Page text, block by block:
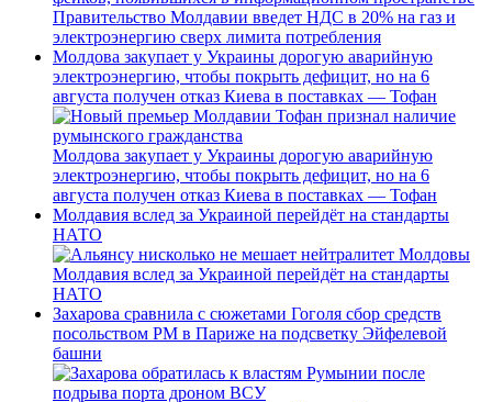
Правительство Молдавии введет НДС в 20% на газ и
электроэнергию сверх лимита потребления
Молдова закупает у Украины дорогую аварийную
электроэнергию, чтобы покрыть дефицит, но на 6
августа получен отказ Киева в поставках — Тофан
Молдова закупает у Украины дорогую аварийную
электроэнергию, чтобы покрыть дефицит, но на 6
августа получен отказ Киева в поставках — Тофан
Молдавия вслед за Украиной перейдёт на стандарты
НАТО
Молдавия вслед за Украиной перейдёт на стандарты
НАТО
Захарова сравнила с сюжетами Гоголя сбор средств
посольством РМ в Париже на подсветку Эйфелевой
башни